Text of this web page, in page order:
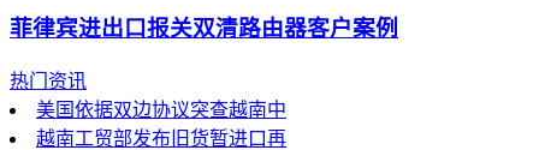
菲律宾进出口报关双清路由器客户案例
热门资讯
美国依据双边协议突查越南中
越南工贸部发布旧货暂进口再